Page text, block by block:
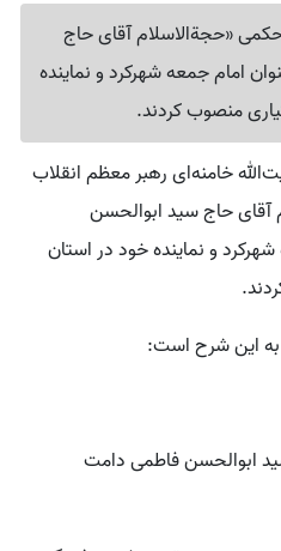
«حجةالاسلام آقای حاج
امام جمعه شهرکرد و نماینده
منصوب کردند.
خامنه‌ای رهبر معظم انقلاب
آقای حاج سید ابوالحسن
و نماینده خود در استان
به این شرح است:
ابوالحسن فاطمی دامت